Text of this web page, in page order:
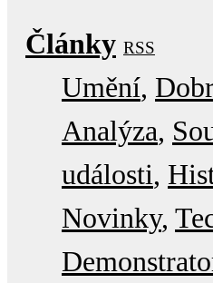
Články RSS
Umění
Analýza
události
Novinky